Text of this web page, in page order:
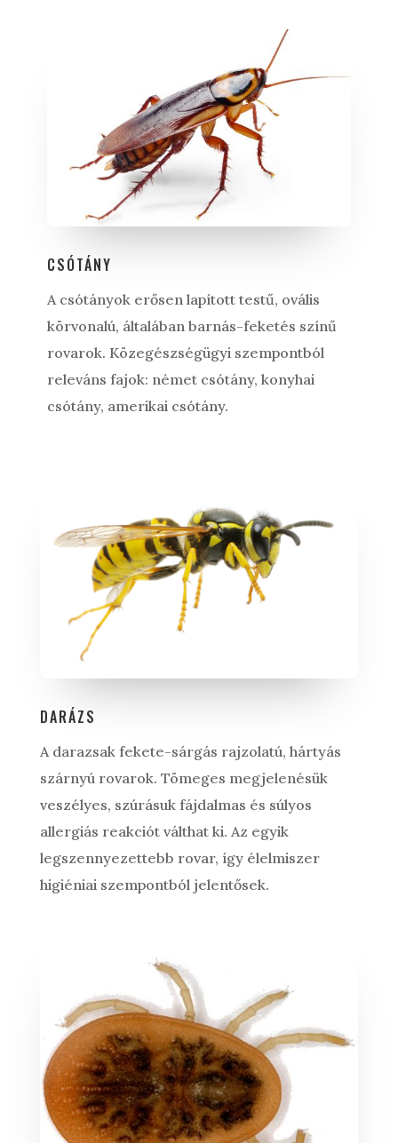
CSÓTÁNY
A csótányok erősen lapított testű, ovális
körvonalú, általában barnás-feketés színű
rovarok. Közegészségügyi szempontból
releváns fajok: német csótány, konyhai
csótány, amerikai csótány.
DARÁZS
A darazsak fekete-sárgás rajzolatú, hártyás
szárnyú rovarok. Tömeges megjelenésük
veszélyes, szúrásuk fájdalmas és súlyos
allergiás reakciót válthat ki. Az egyik
legszennyezettebb rovar, így élelmiszer
higiéniai szempontból jelentősek.